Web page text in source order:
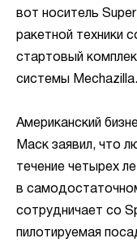
вот носитель
ракетной техники
стартовый
системы Mechazilla.
Американский
Маск заявил, что
течение четырех
в
сотрудничает со
пилотируемая